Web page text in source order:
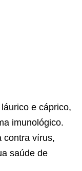
e cáprico,
imunológico.
contra vírus,
saúde de